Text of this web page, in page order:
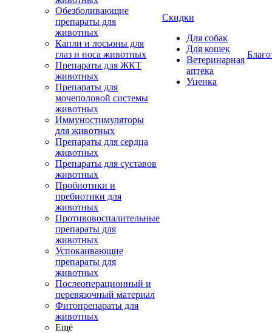
Обезболивающие
препараты для
животных
Капли и лосьоны для
глаз и носа животных
Препараты для ЖКТ
животных
Препараты для
мочеполовой системы
животных
Иммуностимуляторы
для животных
Препараты для сердца
животных
Препараты для суставов
животных
Пробиотики и
пребиотики для
животных
Противовоспалительные
препараты для
животных
Успокаивающие
препараты для
животных
Послеоперационный и
перевязочный материал
Фитопрепараты для
животных
Ещё
Скидки
Для собак
Для кошек
Ветеринарная
аптека
Уценка